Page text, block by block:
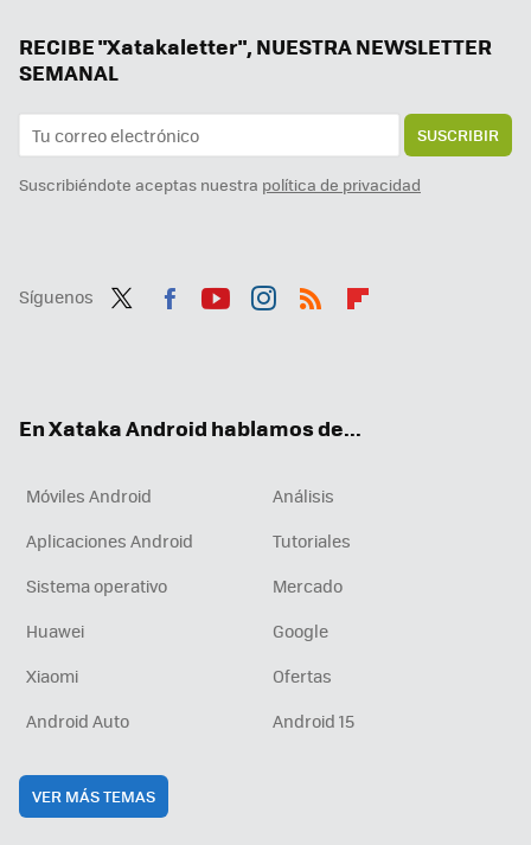
RECIBE "Xatakaletter", NUESTRA NEWSLETTER
SEMANAL
SUSCRIBIR
Suscribiéndote aceptas nuestra política de privacidad
Síguenos
En Xataka Android hablamos de...
Móviles Android
Análisis
Aplicaciones Android
Tutoriales
Sistema operativo
Mercado
Huawei
Google
Xiaomi
Ofertas
Android Auto
Android 15
VER MÁS TEMAS